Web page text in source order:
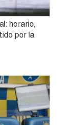
horario,
por la